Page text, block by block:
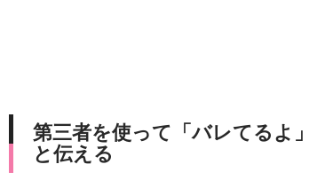
第三者を使って「バレてるよ」
と伝える